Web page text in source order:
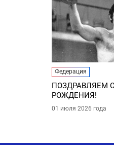
Федерация
ПОЗДРАВЛЯЕМ
РОЖДЕНИЯ!
01 июля 2026 года